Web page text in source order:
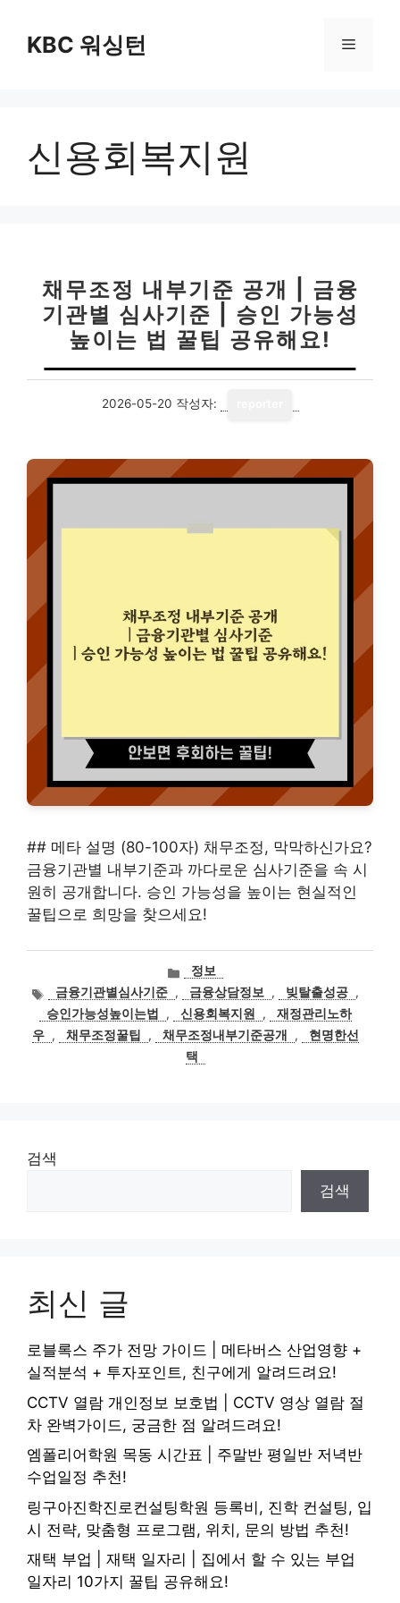
KBC 워싱턴 메
신용회복지원
채무조정 내부기준 공개 | 금융
기관별 심사기준 | 승인 가능성
높이는 법 꿀팁 공유해요!
2026-05-20 작성자:
## 메타 설명 (80-100자) 채무조정, 막막하신가요?
금융기관별 내부기준과 까다로운 심사기준을 속 시
원히 공개합니다. 승인 가능성을 높이는 현실적인
꿀팁으로 희망을 찾으세요!
카
테
고
리
정보
태
그
금융기관별심사기준 , 금융상담정보 , 빚탈출성공 ,
승인가능성높이는법
, 신용회복지원 ,
재정관리노하
우 , 채무조정꿀팁 , 채무조정내부기준공개 ,
현명한선
택
검색
검색
최신 글
로블록스 주가 전망 가이드 | 메타버스 산업영향 +
실적분석 + 투자포인트, 친구에게 알려드려요!
CCTV 열람 개인정보 보호법 | CCTV 영상 열람 절
차 완벽가이드, 궁금한 점 알려드려요!
엠폴리어학원 목동 시간표 | 주말반 평일반 저녁반
수업일정 추천!
링구아진학진로컨설팅학원 등록비, 진학 컨설팅, 입
시 전략, 맞춤형 프로그램, 위치, 문의 방법 추천!
재택 부업 | 재택 일자리 | 집에서 할 수 있는 부업
일자리 10가지 꿀팁 공유해요!